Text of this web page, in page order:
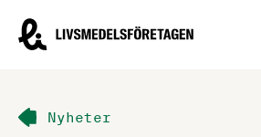
Livsmedelsföretagen – till startsidan
Nyheter